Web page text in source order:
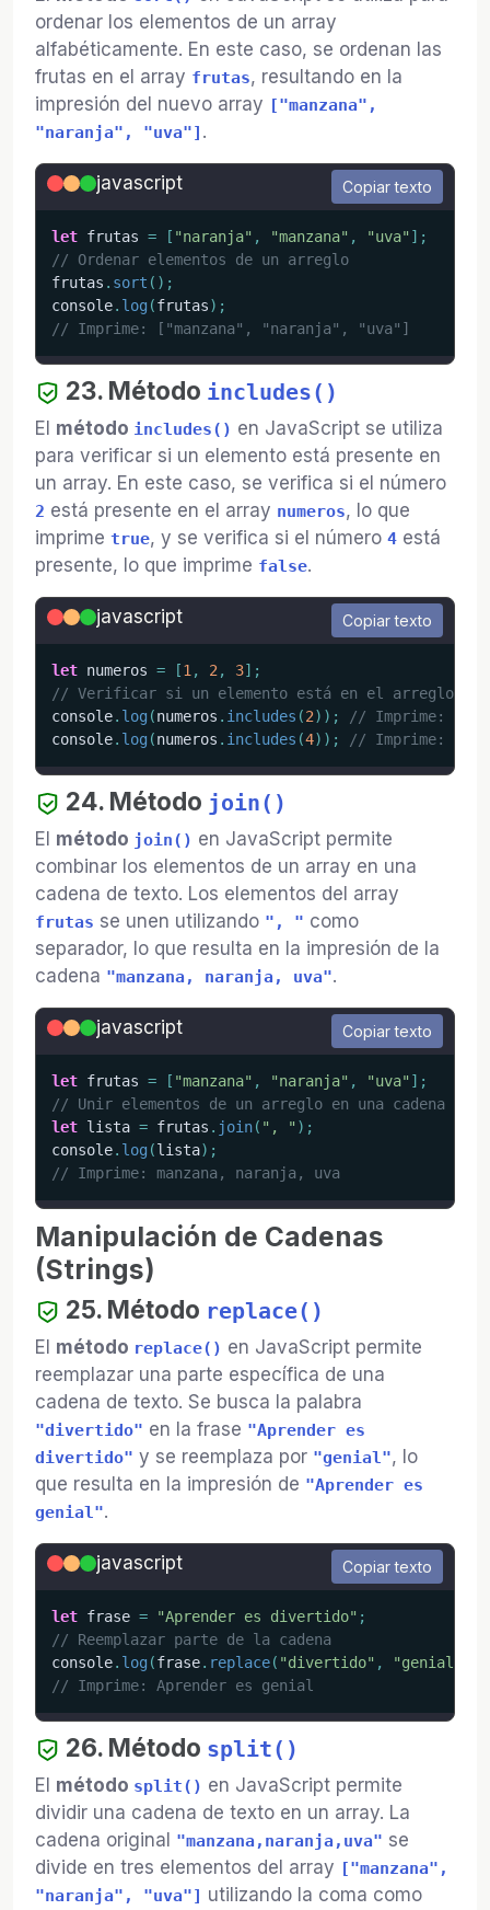
ordenar los elementos de un array
alfabéticamente. En este caso, se ordenan las
frutas en el array frutas, resultando en la
impresión del nuevo array ["manzana",
"naranja", "uva"] .
javascript Copiar texto
let frutas = [ "naranja" , "manzana" , "uva" ] ;
// Ordenar elementos de un arreglo
frutas . sort ( ) ;
console. log (frutas) ;
// Imprime: ["manzana", "naranja", "uva"]
23. Método includes()
El método includes() en JavaScript se utiliza
para verificar si un elemento está presente en
un array. En este caso, se verifica si el número
2 está presente en el array numeros, lo que
imprime true, y se verifica si el número 4 está
presente, lo que imprime false.
javascript Copiar texto
let numeros = [1 , 2 , 3] ;
// Verificar si un elemento está en el arreglo
console. log (numeros . includes (2) ) ;
// Imprime: true
console. log (numeros . includes (4) ) ; // Imprime:
24. Método join()
El método join() en JavaScript permite
combinar los elementos de un array en una
cadena de texto. Los elementos del array
frutas se unen utilizando ", " como
separador, lo que resulta en la impresión de la
cadena "manzana, naranja, uva".
javascript Copiar texto
let frutas = [ "manzana" , "naranja" , "uva" ] ;
// Unir elementos de un arreglo en una cadena
let lista = frutas . join( ", " ) ;
console. log (lista) ;
// Imprime: manzana, naranja, uva
Manipulación de Cadenas
(Strings)
25. Método replace()
El método replace() en JavaScript permite
reemplazar una parte específica de una
cadena de texto. Se busca la palabra
"divertido" en la frase "Aprender es
divertido" y se reemplaza por "genial", lo
que resulta en la impresión de "Aprender es
genial".
javascript Copiar texto
let frase = "Aprender es divertido" ;
// Reemplazar parte de la cadena
console. log (frase. replace( "divertido" , "genial"
// Imprime: Aprender es genial
26. Método split()
El método split() en JavaScript permite
dividir una cadena de texto en un array. La
cadena original
"manzana,naranja,uva" se
divide en tres elementos del array ["manzana",
"naranja", "uva"] utilizando la coma como